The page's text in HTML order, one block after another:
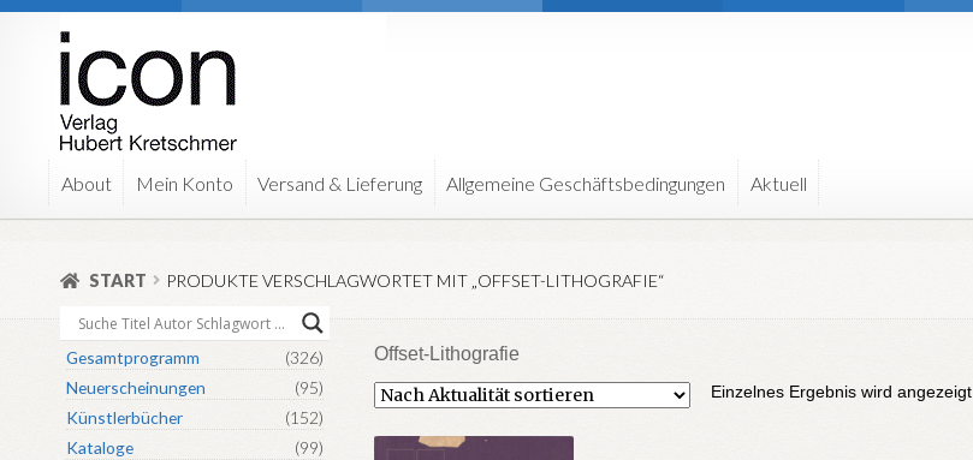
Zur
Navigation
springen
Zum
Inhalt
springen
About Mein Konto Versand & Lieferung Allgemeine Geschäftsbedingungen Aktuell
START PRODUKTE VERSCHLAGWORTET MIT „OFFSET-LITHOGRAFIE“
Offset-Lithografie
Einzelnes Ergebnis wird angezeigt
Gesamtprogramm
(326)
Neuerscheinungen
(95)
Künstlerbücher
(152)
Kataloge
(99)